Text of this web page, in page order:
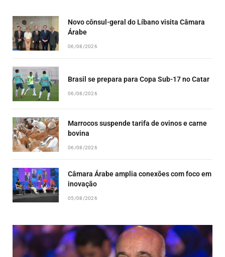
Novo cônsul-geral do Líbano visita Câmara
Árabe
06/08/2026
Brasil se prepara para Copa Sub-17 no Catar
06/08/2026
Marrocos suspende tarifa de ovinos e carne
bovina
06/08/2026
Câmara Árabe amplia conexões com foco em
inovação
05/08/2026